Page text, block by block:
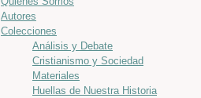
Autores
Colecciones
Análisis y Debate
Cristianismo y Sociedad
Materiales
Huellas de Nuestra Historia